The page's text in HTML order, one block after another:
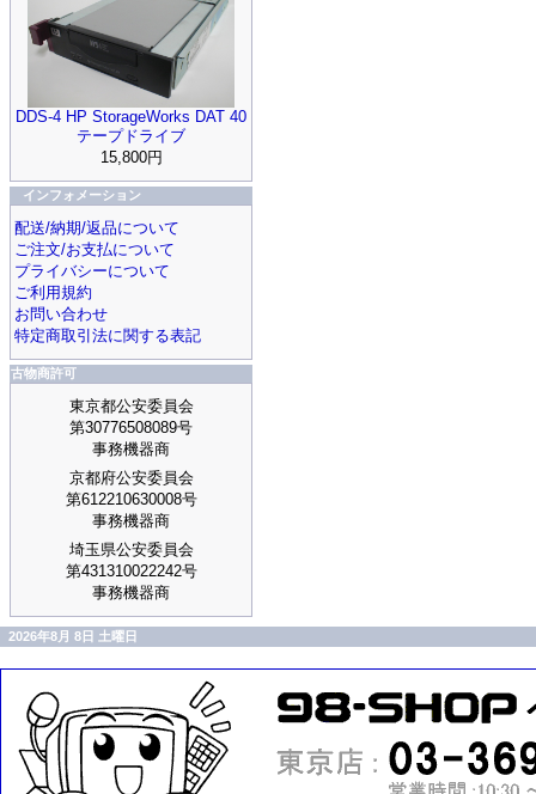
DDS-4 HP StorageWorks DAT 40
テープドライブ
15,800円
インフォメーション
配送/納期/返品について
ご注文/お支払について
プライバシーについて
ご利用規約
お問い合わせ
特定商取引法に関する表記
古物商許可
東京都公安委員会
第30776508089号
事務機器商
京都府公安委員会
第612210630008号
事務機器商
埼玉県公安委員会
第431310022242号
事務機器商
2026年8月 8日 土曜日